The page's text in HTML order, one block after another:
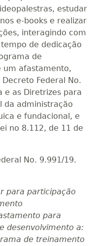
estudar
e-books e realizar
interagindo com
de dedicação
de
um afastamento,
Federal No.
e as Diretrizes para
da administração
e fundacional, e
no 8.112, de 11 de
No. 9.991/19.
para participação
para
desenvolvimento a:
de treinamento